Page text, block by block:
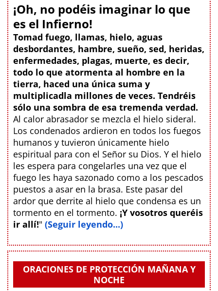
¡Oh, no podéis imaginar lo que
es el Infierno!
Tomad fuego, llamas, hielo, aguas
desbordantes, hambre, sueño, sed, heridas,
enfermedades, plagas, muerte, es decir,
todo lo que atormenta al hombre en la
tierra, haced una única suma y
multiplicadla millones de veces. Tendréis
sólo una sombra de esa tremenda verdad.
Al calor abrasador se mezcla el hielo sideral.
Los condenados ardieron en todos los fuegos
humanos y tuvieron únicamente hielo
espiritual para con el Señor su Dios. Y el hielo
les espera para congelarles una vez que el
fuego les haya sazonado como a los pescados
puestos a asar en la brasa. Este pasar del
ardor que derrite al hielo que condensa es un
tormento en el tormento. ¡Y vosotros queréis
ir allí!" (Seguir leyendo...)
ORACIONES DE PROTECCIÓN MAÑANA Y
NOCHE